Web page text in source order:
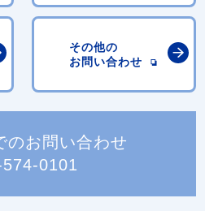
その他の
お問い合わせ
のお問い合わせ
0101